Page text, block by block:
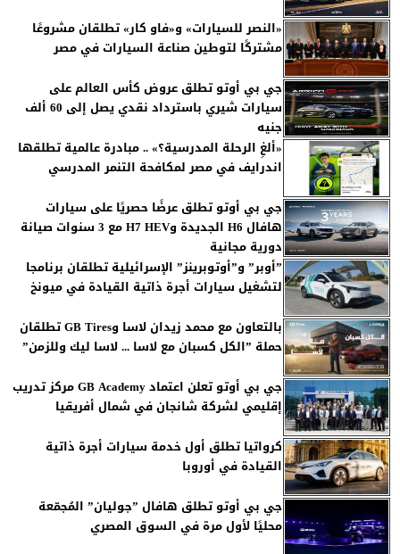
«النصر للسيارات» و«فاو كار» تطلقان مشروعًا
مشتركًا لتوطين صناعة السيارات في مصر
جي بي أوتو تطلق عروض كأس العالم على
سيارات شيري باسترداد نقدي يصل إلى 60 ألف
جنيه
«ألغِ الرحلة المدرسية؟» .. مبادرة عالمية تطلقها
اندرايف في مصر لمكافحة التنمر المدرسي
جي بي أوتو تطلق عرضًا حصريًا على سيارات
هافال H6 الجديدة وH7 HEV مع 3 سنوات صيانة
دورية مجانية
”أوبر” و”أوتوبرينز” الإسرائيلية تطلقان برنامجا
لتشغيل سيارات أجرة ذاتية القيادة في ميونخ
بالتعاون مع محمد زيدان لاسا وGB Tires تطلقان
حملة ”الكل كسبان مع لاسا ... لاسا ليك وللزمن”
جي بي أوتو تعلن اعتماد GB Academy مركز تدريب
إقليمي لشركة شانجان في شمال أفريقيا
كرواتيا تطلق أول خدمة سيارات أجرة ذاتية
القيادة في أوروبا
جي بي أوتو تطلق هافال ”جوليان” المُجمّعة
محليًا لأول مرة في السوق المصري